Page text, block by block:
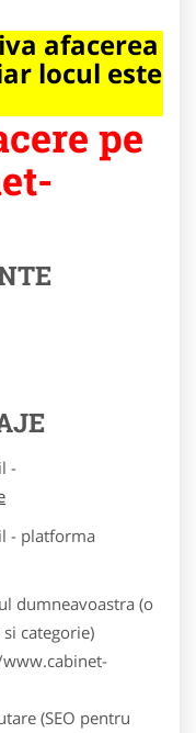
afacerea
locul este
pe
-
- platforma
dumneavoastra (o
categorie)
(SEO pentru